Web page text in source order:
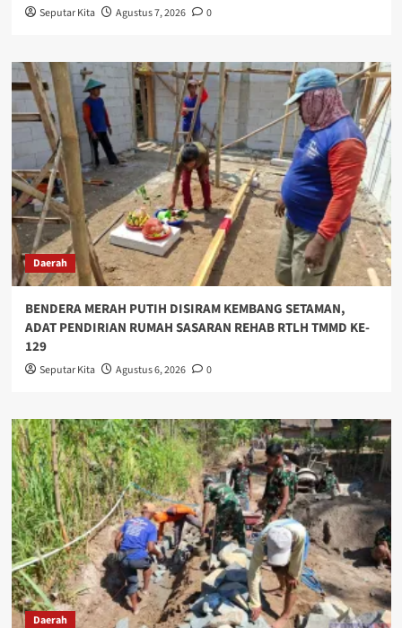
Seputar Kita Agustus 7, 2026 0
Daerah
BENDERA MERAH PUTIH DISIRAM KEMBANG SETAMAN,
ADAT PENDIRIAN RUMAH SASARAN REHAB RTLH TMMD KE-
129
Seputar Kita Agustus 6, 2026 0
Daerah